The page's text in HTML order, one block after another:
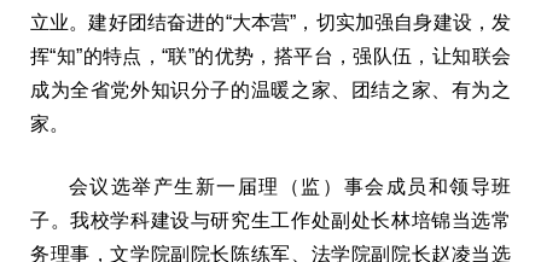
立业。建好团结奋进的“大本营”，切实加强自身建设，发
挥“知”的特点，“联”的优势，搭平台，强队伍，让知联会
成为全省党外知识分子的温暖之家、团结之家、有为之
家。
会议选举产生新一届理（监）事会成员和领导班
子。我校学科建设与研究生工作处副处长林培锦当选常
务理事，文学院副院长陈练军、法学院副院长赵凌当选